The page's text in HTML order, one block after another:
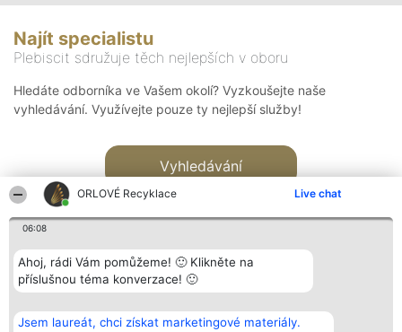
ORLOVÉ Recyklace Live chat
06:08
Ahoj, rádi Vám pomůžeme! 🙂 Klikněte na
příslušnou téma konverzace! 🙂
Jsem laureát, chci získat marketingové materiály.
Najít specialistu
Plebiscit sdružuje těch nejlepších v oboru
Hledáte odborníka ve Vašem okolí? Vyzkoušejte naše
vyhledávání. Využívejte pouze ty nejlepší služby!
Vyhledávání
Bright Side Solutions sp. z o.
o. sp. k.
Vítězové
Seznam všech
Kontakt